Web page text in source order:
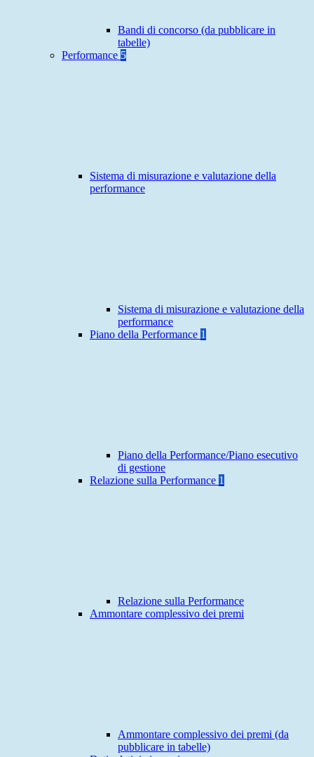
Bandi di concorso (da pubblicare in
tabelle)
Performance 5
Sistema di misurazione e valutazione della
performance
Sistema di misurazione e valutazione della
performance
Piano della Performance 1
Piano della Performance/Piano esecutivo
di gestione
Relazione sulla Performance 1
Relazione sulla Performance
Ammontare complessivo dei premi
Ammontare complessivo dei premi (da
pubblicare in tabelle)